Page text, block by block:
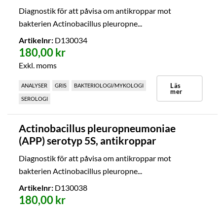
Diagnostik för att påvisa om antikroppar mot
bakterien Actinobacillus pleuropne...
Artikelnr:D130034
180,00 kr
Exkl. moms
ANALYSER GRIS BAKTERIOLOGI/MYKOLOGI
SEROLOGI
Läs
mer
Actinobacillus pleuropneumoniae
(APP) serotyp 5S, antikroppar
Diagnostik för att påvisa om antikroppar mot
bakterien Actinobacillus pleuropne...
Artikelnr:D130038
180,00 kr